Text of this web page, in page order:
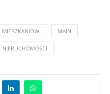
MIESZKANIOWI MAIN
NIERUCHOMOŚCI